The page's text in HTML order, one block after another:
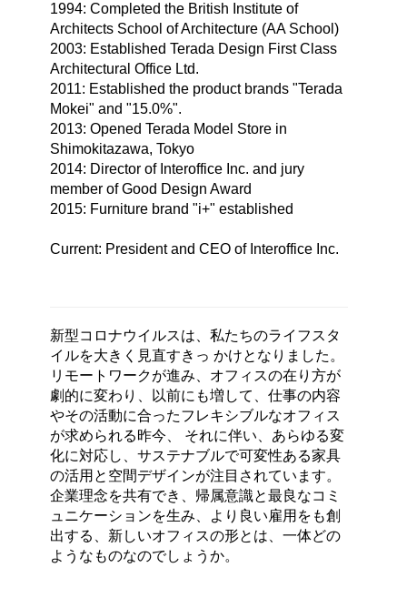
1994: Completed the British Institute of
Architects School of Architecture (AA School)
2003: Established Terada Design First Class
Architectural Office Ltd.
2011: Established the product brands "Terada
Mokei" and "15.0%".
2013: Opened Terada Model Store in
Shimokitazawa, Tokyo
2014: Director of Interoffice Inc. and jury
member of Good Design Award
2015: Furniture brand "i+" established
Current: President and CEO of Interoffice Inc.
新型コロナウイルスは、私たちのライフスタ
イルを大きく見直すきっ かけとなりました。
リモートワークが進み、オフィスの在り方が
劇的に変わり、以前にも増して、仕事の内容
やその活動に合ったフレキシブルなオフィス
が求められる昨今、 それに伴い、あらゆる変
化に対応し、サステナブルで可変性ある家具
の活用と空間デザインが注目されています。
企業理念を共有でき、帰属意識と最良なコミ
ュニケーションを生み、より良い雇用をも創
出する、新しいオフィスの形とは、一体どの
ようなものなのでしょうか。